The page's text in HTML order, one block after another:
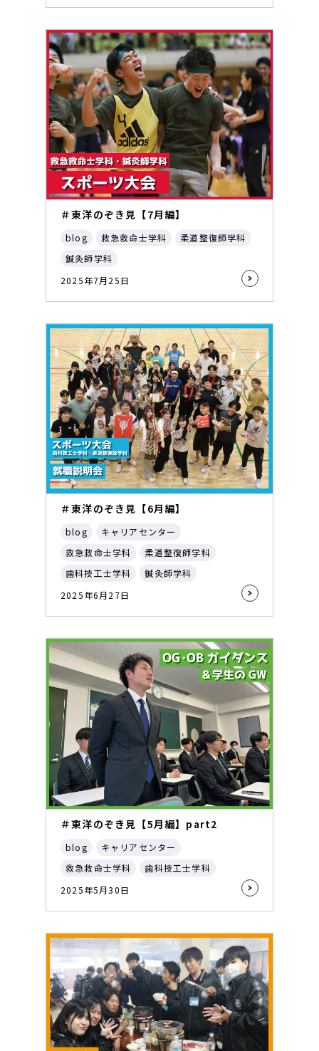
＃東洋のぞき見【7月編】
blog 救急救命士学科
柔道整復師学科
鍼灸師学科
2025年7月25日
＃東洋のぞき見【6月編】
blog
キャリアセンター
救急救命士学科
柔道整復師学科
歯科技工士学科
鍼灸師学科
2025年6月27日
＃東洋のぞき見【5月編】part2
blog
キャリアセンター
救急救命士学科
歯科技工士学科
2025年5月30日